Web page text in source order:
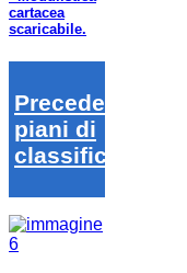
cartacea
scaricabile.
Precedenti
piani di
classifica